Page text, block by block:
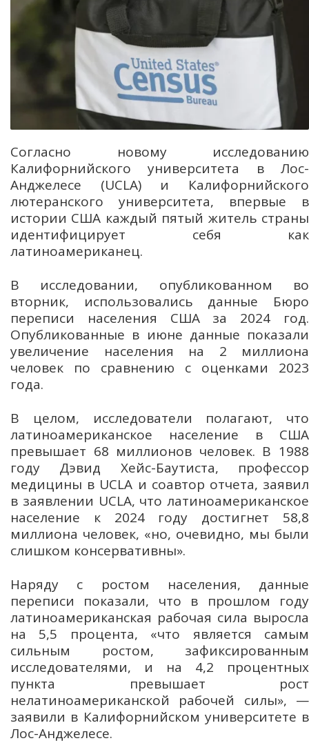
Согласно новому исследованию
Калифорнийского университета в Лос-
Анджелесе (UCLA) и Калифорнийского
лютеранского университета, впервые в
истории США каждый пятый житель страны
идентифицирует себя как
латиноамериканец.
В исследовании, опубликованном во
вторник, использовались данные Бюро
переписи населения США за 2024 год.
Опубликованные в июне данные показали
увеличение населения на 2 миллиона
человек по сравнению с оценками 2023
года.
В целом, исследователи полагают, что
латиноамериканское население в США
превышает 68 миллионов человек. В 1988
году Дэвид Хейс-Баутиста, профессор
медицины в UCLA и соавтор отчета, заявил
в заявлении UCLA, что латиноамериканское
население к 2024 году достигнет 58,8
миллиона человек, «но, очевидно, мы были
слишком консервативны».
Наряду с ростом населения, данные
переписи показали, что в прошлом году
латиноамериканская рабочая сила выросла
на 5,5 процента, «что является самым
сильным ростом, зафиксированным
исследователями, и на 4,2 процентных
пункта превышает рост
нелатиноамериканской рабочей силы», —
заявили в Калифорнийском университете в
Лос-Анджелесе.